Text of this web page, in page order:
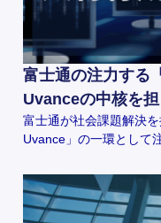
富士通の注力する
Uvanceの中核を
富士通が社会課題解決
Uvance」の一環として